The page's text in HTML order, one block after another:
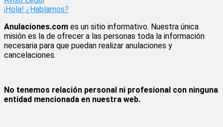
¡Hola! ¿Hablamos?
Anulaciones.com es un sitio informativo. Nuestra única
misión es la de ofrecer a las personas toda la información
necesaria para que puedan realizar anulaciones y
cancelaciones.
No tenemos relación personal ni profesional con ninguna
entidad mencionada en nuestra web.